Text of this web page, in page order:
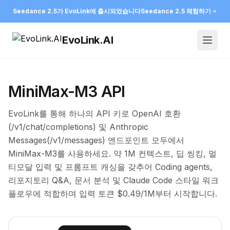
Seedance 2.5가 EvoLink에 출시되었습니다Seedance 2.5 체험하기
EvoLink.AI
MiniMax-M3 API
EvoLink를 통해 하나의 API 키로 OpenAI 호환
(/v1/chat/completions) 및 Anthropic
Messages(/v1/messages) 엔드포인트 모두에서
MiniMax-M3를 사용하세요. 약 1M 컨텍스트, 딥 씽킹, 멀
티모달 입력 및 프롬프트 캐싱을 갖추어 Coding agents,
리포지토리 Q&A, 문서 분석 및 Claude Code 스타일 워크
플로우에 적합하며 입력 토큰 $0.49/1M부터 시작합니다.